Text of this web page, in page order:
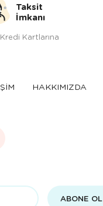
Taksit
İmkanı
Kartlarına
HAKKIMIZDA
ABONE OL